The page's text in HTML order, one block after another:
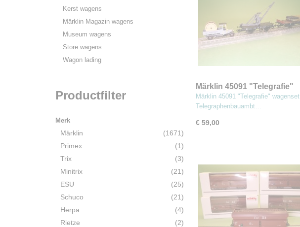
Kerst wagens
Märklin Magazin wagens
Museum wagens
Store wagens
Wagon lading
Productfilter
Merk
Märklin
(1671)
Primex
(1)
Trix
(3)
Minitrix
(21)
ESU
(25)
Schuco
(21)
Herpa
(4)
Rietze
(2)
Märklin 45091 "Telegrafie"
wagenset
Märklin 45091 "Telegrafie" wagenset
Telegraphenbauambt…
€ 59,00